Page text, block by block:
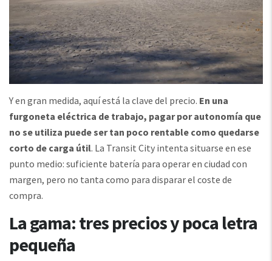
Y en gran medida, aquí está la clave del precio. En una
furgoneta eléctrica de trabajo, pagar por autonomía que
no se utiliza puede ser tan poco rentable como quedarse
corto de carga útil. La Transit City intenta situarse en ese
punto medio: suficiente batería para operar en ciudad con
margen, pero no tanta como para disparar el coste de
compra.
La gama: tres precios y poca letra
pequeña